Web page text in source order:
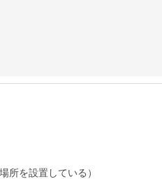
所を設置している）